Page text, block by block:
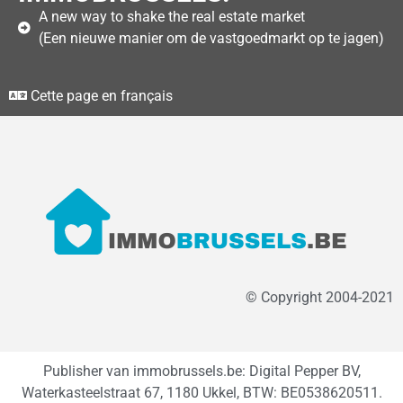
A new way to shake the real estate market
(Een nieuwe manier om de vastgoedmarkt op te jagen)
Cette page en français
© Copyright 2004-2021
Publisher van immobrussels.be: Digital Pepper BV,
Waterkasteelstraat 67, 1180 Ukkel, BTW: BE0538620511.